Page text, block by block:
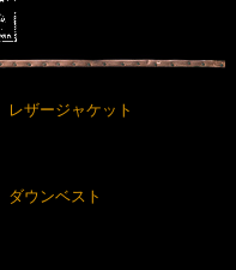
レザージャケット
ダウンベスト